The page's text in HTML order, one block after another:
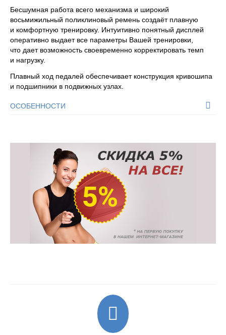
Бесшумная работа всего механизма и широкий
восьмижильный поликлиновый ремень создаёт плавную
и комфортную тренировку. Интуитивно понятный дисплей
оперативно выдает все параметры Вашей тренировки,
что дает возможность своевременно корректировать темп
и нагрузку.
Плавный ход педалей обеспечивает конструкция кривошипа
и подшипники в подвижных узлах.
ОСОБЕННОСТИ